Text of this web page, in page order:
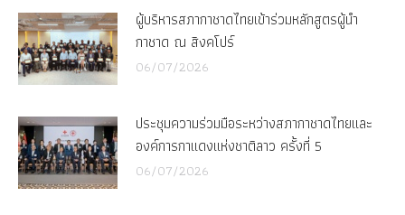
ผู้บริหารสภากาชาดไทยเข้าร่วมหลักสูตรผู้นำ
กาชาด ณ สิงคโปร์
06/07/2026
ประชุมความร่วมมือระหว่างสภากาชาดไทยและ
องค์การกาแดงแห่งชาติลาว ครั้งที่ 5
06/07/2026